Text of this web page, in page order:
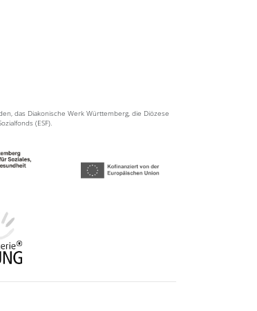
das Diakonische Werk Württemberg, die Diözese
(ESF).